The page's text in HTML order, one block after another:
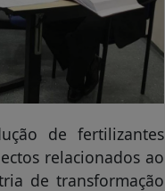
de fertilizantes
relacionados ao
de transformação